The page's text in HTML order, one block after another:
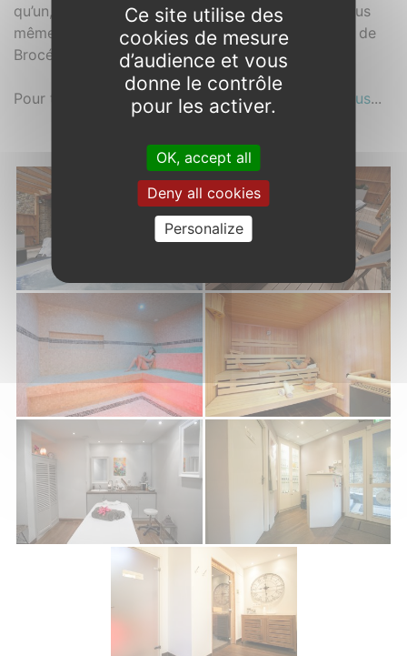
qu’un, qui vous permettra de vous connecter à vous
même et à la nature immense au cœur de la forêt de
Brocéliande.
Pour tout conseil et renseignement, contactez-nous...
Photos
Ce site utilise des
cookies de mesure
d’audience et vous
donne le contrôle
pour les activer.
OK, accept all
Deny all cookies
Personalize